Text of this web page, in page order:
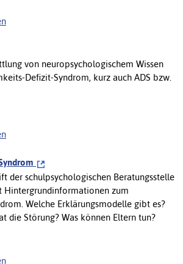
von neuropsychologischem Wissen
Defizit-Syndrom, kurz auch ADS bzw.
der schulpsychologischen Beratungsstelle
Hintergrundinformationen zum
Welche Erklärungsmodelle gibt es?
die Störung? Was können Eltern tun?